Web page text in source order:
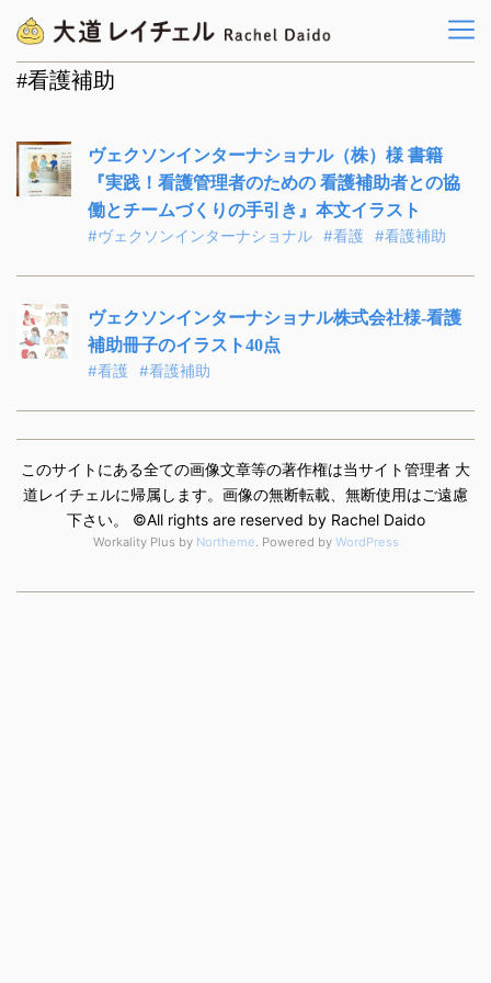
#看護補助
ヴェクソンインターナショナル（株）様 書籍
『実践！看護管理者のための 看護補助者との協
働とチームづくりの手引き』本文イラスト
#ヴェクソンインターナショナル #看護 #看護補助
ヴェクソンインターナショナル株式会社様-看護
補助冊子のイラスト40点
#看護 #看護補助
このサイトにある全ての画像文章等の著作権は当サイト管理者 大
道レイチェルに帰属します。画像の無断転載、無断使用はご遠慮
下さい。 ©️All rights are reserved by Rachel Daido
Workality Plus by Northeme. Powered by WordPress